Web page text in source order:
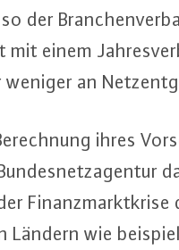
der
mit einem
weniger an
ihres
Fi­nanz­markt­kri­se
Ländern wie